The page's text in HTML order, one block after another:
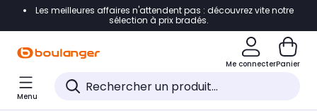
Accéder directement à la navigation
Accéder directement au pied de page
Accéder directement au chatbot
Les meilleures affaires n'attendent pas : découvrez vite notre
sélection à prix bradés.
Me connecterPanier
Menu